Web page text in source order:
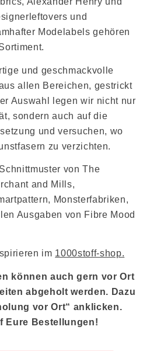
und
Modelabels gehören
und geschmackvolle
allen Bereichen, gestrickt
Auswahl legen wir nicht nur
sondern auch auf die
und versuchen, wo
zu verzichten.
von The
and Mills,
Monsterfabriken,
Ausgaben von Fibre Mood
im 1000stoff-shop.
können auch gern vor Ort
abgeholt werden. Dazu
vor Ort“ anklicken.
Eure Bestellungen!